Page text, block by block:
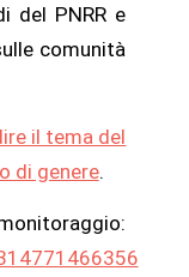
del PNRR e
comunità
il tema del
di genere.